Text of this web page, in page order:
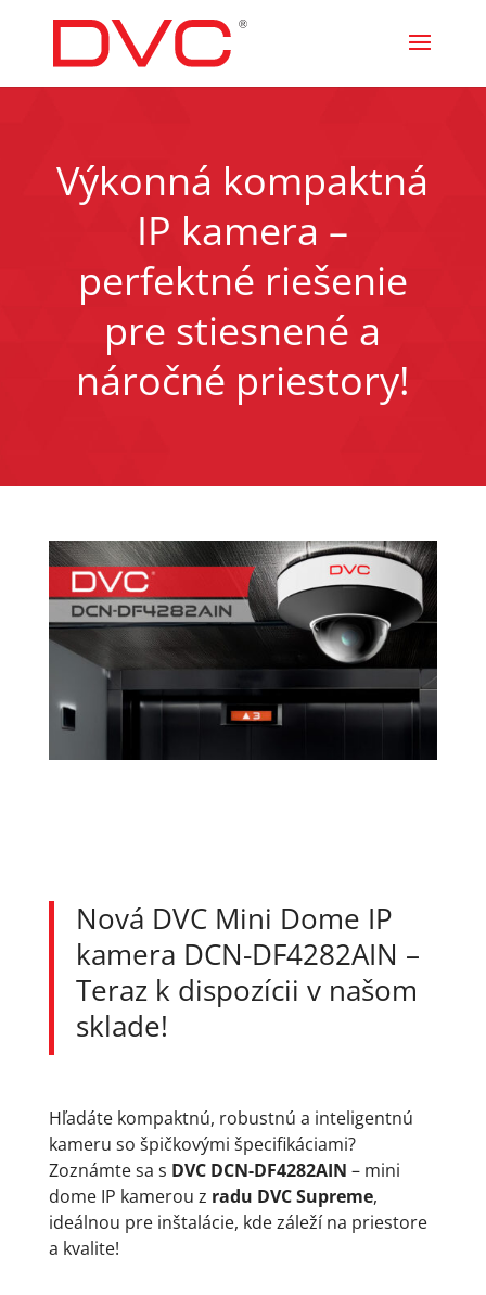
Výkonná kompaktná
IP kamera –
perfektné riešenie
pre stiesnené a
náročné priestory!
Nová DVC Mini Dome IP
kamera DCN-DF4282AIN –
Teraz k dispozícii v našom
sklade!
Hľadáte kompaktnú, robustnú a inteligentnú
kameru so špičkovými špecifikáciami?
Zoznámte sa s DVC DCN-DF4282AIN – mini
dome IP kamerou z radu DVC Supreme,
ideálnou pre inštalácie, kde záleží na priestore
a kvalite!